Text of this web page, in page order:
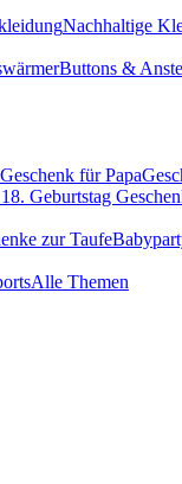
Nachhaltige
Buttons &
Geschenk für Papa
Geburtstag
zur Taufe
Alle Themen